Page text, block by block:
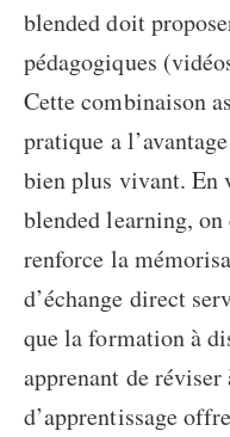
blendeddoit
pédagogiques
Cette combinaison
pratique a
bien plus vivant. En
blended learning,
renforce la
d’échange direct
que la formation à
apprenant de
d’apprentissage